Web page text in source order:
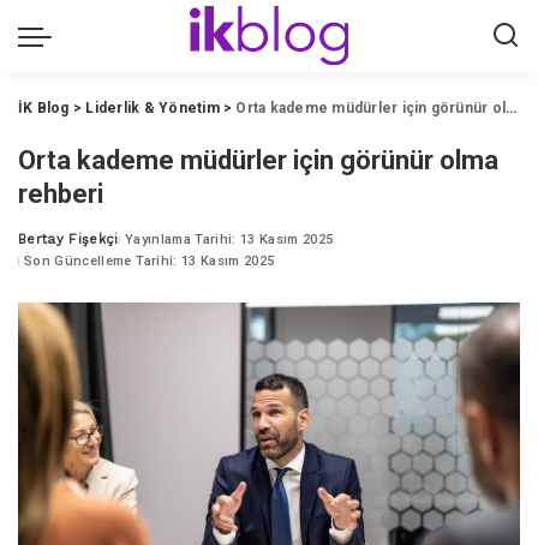
İK Blog > Liderlik & Yönetim> Orta kademe müdürler için görünür olma rehberi
Orta kademe müdürler için görünür olma
rehberi
Posted
by
Bertay Fişekçi Yayınlama Tarihi: 13 Kasım 2025
Son Güncelleme Tarihi: 13 Kasım 2025